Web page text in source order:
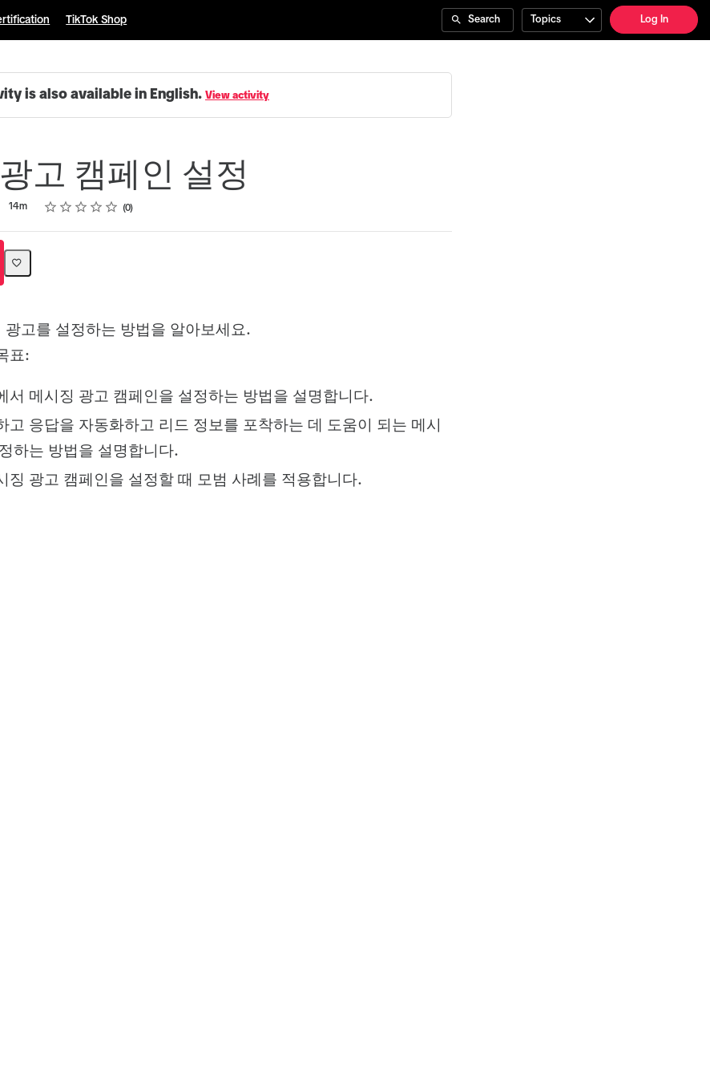
TikTok Shop Search Topics Log In
is also available in English. View activity
고 캠페인 설정
14m Rating
1 star
2 stars
3 stars
4 stars
5 stars 0
광고를 설정하는 방법을 알아보세요.
표:
서 메시징 광고 캠페인을 설정하는 방법을 설명합니다.
고 응답을 자동화하고 리드 정보를 포착하는 데 도움이 되는 메시
하는 방법을 설명합니다.
징 광고 캠페인을 설정할 때 모범 사례를 적용합니다.